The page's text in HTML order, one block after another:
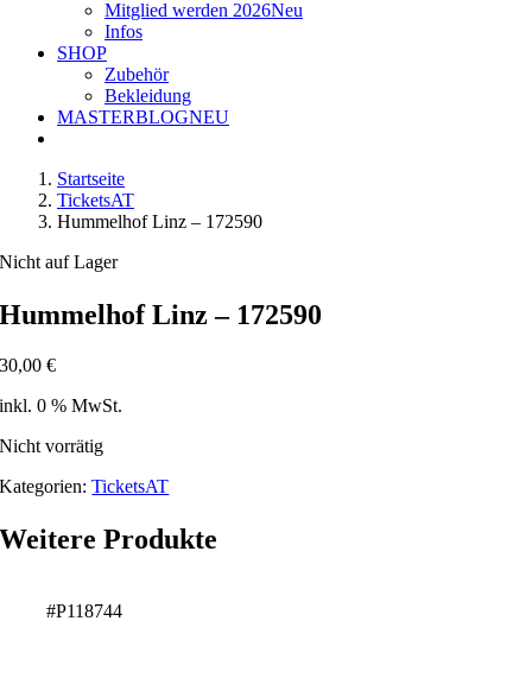
Mitglied werden 2026Neu
Infos
SHOP
Zubehör
Bekleidung
MASTERBLOGNEU
Startseite
TicketsAT
Hummelhof Linz – 172590
Nicht auf Lager
Hummelhof Linz – 172590
30,00€
inkl. 0 % MwSt.
Nicht vorrätig
Kategorien:TicketsAT
Weitere Produkte
#P118744